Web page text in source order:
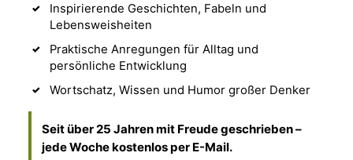
Inspirierende Geschichten, Fabeln und
Lebensweisheiten
Praktische Anregungen für Alltag und
persönliche Entwicklung
Wortschatz, Wissen und Humor großer Denker
Seit über 25 Jahren mit Freude geschrieben –
jede Woche kostenlos per E-Mail.